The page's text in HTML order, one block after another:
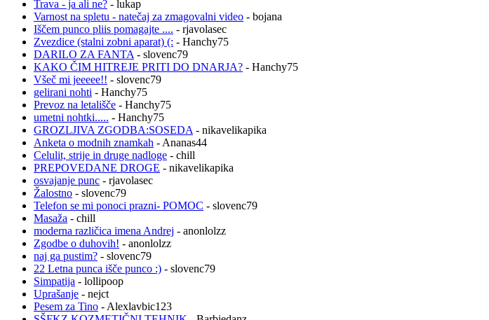
Trava - ja ali ne? - lukap
Varnost na spletu - natečaj za zmagovalni video - bojana
Iščem punco pliis pomagajte .... - rjavolasec
Zvezdice (stalni zobni aparat) (: - Hanchy75
DARILO ZA FANTA - slovenc79
KAKO ČIM HITREJE PRITI DO DNARJA? - Hanchy75
Všeč mi jeeeee!! - slovenc79
gelirani nohti - Hanchy75
Prevoz na letališče - Hanchy75
umetni nohtki..... - Hanchy75
GROZLJIVA ZGODBA:SOSEDA - nikavelikapika
Anketa o modnih znamkah - Ananas44
Celulit, strije in druge nadloge - chill
PREPOVEDANE DROGE - nikavelikapika
osvajanje punc - rjavolasec
Žalostno - slovenc79
Telefon se mi ponoci prazni- POMOC - slovenc79
Masaža - chill
moderna različica imena Andrej - anonlolzz
Zgodbe o duhovih! - anonlolzz
naj ga pustim? - slovenc79
22 Letna punca išče punco :) - slovenc79
Simpatija - lollipoop
Uprašanje - nejct
Pesem za Tino - Alexlavbic123